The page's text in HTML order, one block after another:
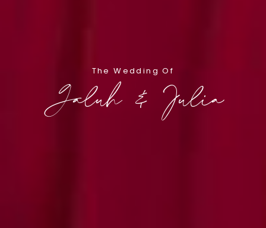
The Wedding Of
Galuh & Julia